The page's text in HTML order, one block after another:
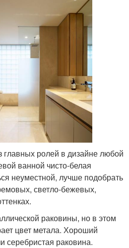
главных ролей в дизайне любой
ванной чисто-белая
неуместной, лучше подобрать
светло-бежевых,
раковины, но в этом
цвет метала. Хороший
серебристая раковина.